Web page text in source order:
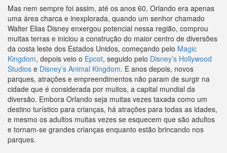
Mas nem sempre foi assim, até os anos 60, Orlando era apenas
uma área charca e inexplorada, quando um senhor chamado
Walter Elias Disney enxergou potencial nessa região, comprou
muitas terras e iniciou a construção do maior centro de diversões
da costa leste dos Estados Unidos, começando pelo Magic
Kingdom, depois veio o Epcot, seguido pelo Disney’s Hollywood
Studios e Disney’s Animal Kingdom. E anos depois, novos
parques, atrações e empreendimentos não param de surgir na
cidade que é considerada por muitos, a capital mundial da
diversão. Embora Orlando seja muitas vezes taxada como um
destino turístico para crianças, há atrações para todas as idades,
e mesmo os adultos muitas vezes se esquecem que são adultos
e tornam-se grandes crianças enquanto estão brincando nos
parques.